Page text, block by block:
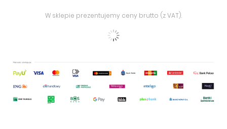
W sklepie prezentujemy ceny brutto (z VAT).